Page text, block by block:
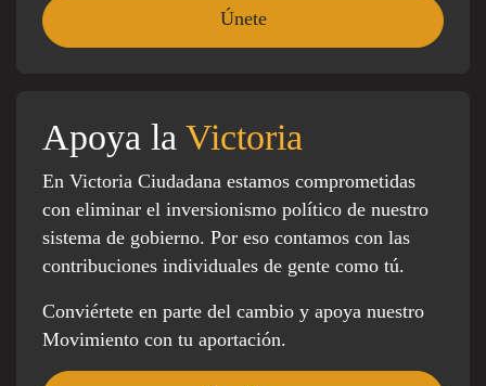
Apoya la Victoria
En Victoria Ciudadana estamos comprometidas
con eliminar el inversionismo político de nuestro
sistema de gobierno. Por eso contamos con las
contribuciones individuales de gente como tú.
Conviértete en parte del cambio y apoya nuestro
Movimiento con tu aportación.